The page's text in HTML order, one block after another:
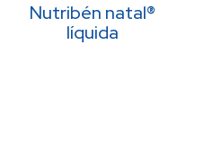
Nutribén natal®
líquida